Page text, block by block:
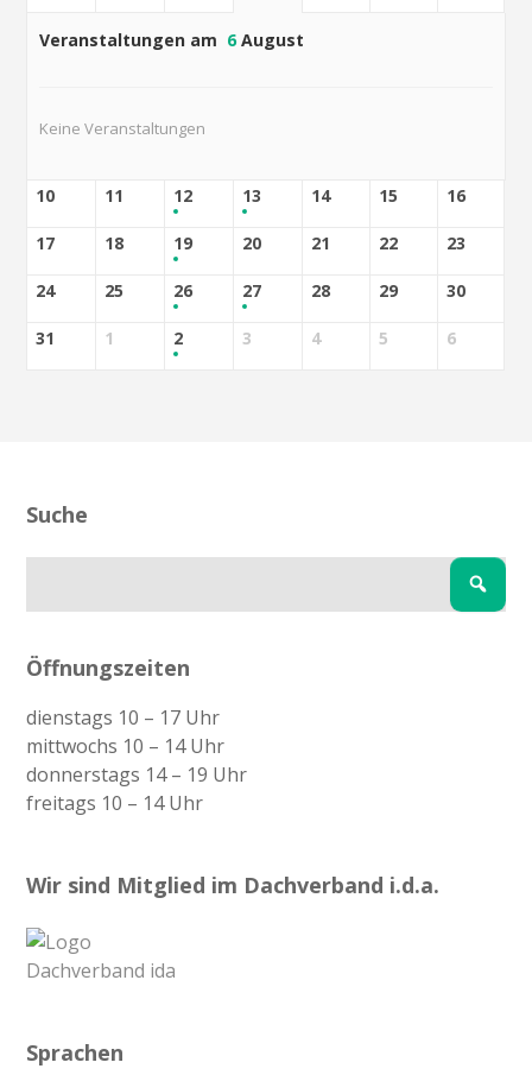
Veranstaltungen am 6August
Keine Veranstaltungen
10 11 12 13 14 15 16
17 18 19 20 21 22 23
24 25 26 27 28 29 30
31 1 2 3 4 5 6
Suche
Öffnungszeiten
dienstags 10 – 17 Uhr
mittwochs 10 – 14 Uhr
donnerstags 14 – 19 Uhr
freitags 10 – 14 Uhr
Wir sind Mitglied im Dachverband i.d.a.
Sprachen